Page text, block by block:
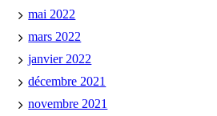
mai 2022
mars 2022
janvier 2022
décembre 2021
novembre 2021